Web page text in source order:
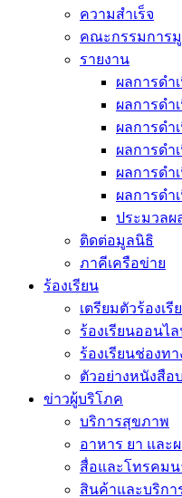
ความสำเร็จ
คณะกรรมการ
รายงาน
ผลการดำ
ผลการดำ
ผลการดำ
ผลการดำ
ผลการดำ
ผลการดำ
ประมวลผ
ติดต่อมูลนิธิ
ภาคีเครือข่าย
ร้องเรียน
เตรียมตัวร้องเรี
ร้องเรียนออนไ
ร้องเรียนช่องท
ตัวอย่างหนังสือ
ข่าวผู้บริโภค
บริการสุขภาพ
อาหาร ยา แล
สื่อและโทรคม
สินค้าและบริกา